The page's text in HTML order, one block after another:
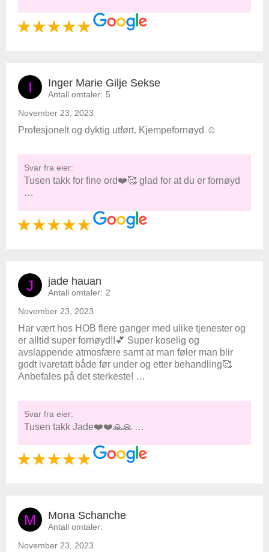
I Inger Marie Gilje Sekse
Antall omtaler: 5
November 23, 2023
Profesjonelt og dyktig utført. Kjempefornøyd ☺️
Svar fra eier:
Tusen takk for fine ord❤️🥰 glad for at du er fornøyd
…
J jade hauan
Antall omtaler: 2
November 23, 2023
Har vært hos HOB flere ganger med ulike tjenester og
er alltid super fornøyd!!💕 Super koselig og
avslappende atmosfære samt at man føler man blir
godt ivaretatt både før under og etter behandling🥰
Anbefales på det sterkeste! …
Svar fra eier:
Tusen takk Jade❤️❤️🙏🙏 …
M Mona Schanche
Antall omtaler:
November 23, 2023